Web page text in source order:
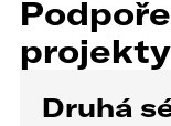
Druhá